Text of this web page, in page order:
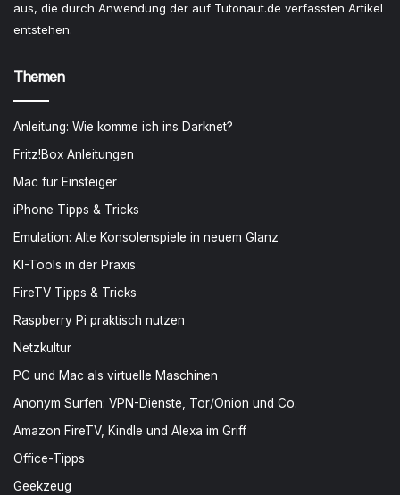
aus, die durch Anwendung der auf Tutonaut.de verfassten Artikel
entstehen.
Themen
Anleitung: Wie komme ich ins Darknet?
Fritz!Box Anleitungen
Mac für Einsteiger
iPhone Tipps & Tricks
Emulation: Alte Konsolenspiele in neuem Glanz
KI-Tools in der Praxis
FireTV Tipps & Tricks
Raspberry Pi praktisch nutzen
Netzkultur
PC und Mac als virtuelle Maschinen
Anonym Surfen: VPN-Dienste, Tor/Onion und Co.
Amazon FireTV, Kindle und Alexa im Griff
Office-Tipps
Geekzeug